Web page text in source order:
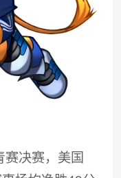
决赛，美国